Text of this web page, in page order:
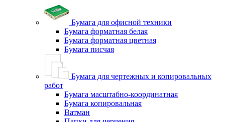
Бумага для офисной техники
Бумага форматная белая
Бумага форматная цветная
Бумага писчая
Бумага для чертежных и копировальных
работ
Бумага масштабно-координатная
Бумага копировальная
Ватман